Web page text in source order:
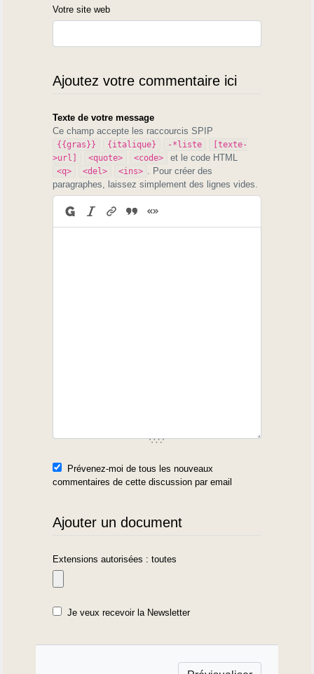
Votre site web
Ajoutez votre commentaire ici
Texte de votre message
Ce champ accepte les raccourcis SPIP
{{gras}} {italique} -*liste
[texte-
>url]
<quote> <code> et le code HTML
<q> <del> <ins>
. Pour créer des
paragraphes, laissez simplement des lignes vides.
Prévenez-moi de tous les nouveaux
commentaires de cette discussion par email
Ajouter un document
Extensions autorisées : toutes
Je veux recevoir la Newsletter